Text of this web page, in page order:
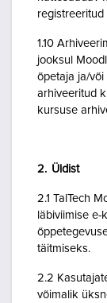
registreeritud
1.10
jooksul
õpetaja ja/või
arhiveeritud
kursuse
2. Üldist
2.1 TalTech
läbiviimise e-
täitmiseks.
2.2
võimalik